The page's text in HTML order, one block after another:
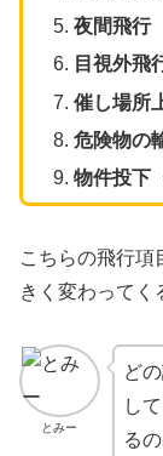
夜間飛行
目視外飛
催し場所
危険物の
物件投下
こちらの飛行項
きく変わってく
とみー
ど
し
る